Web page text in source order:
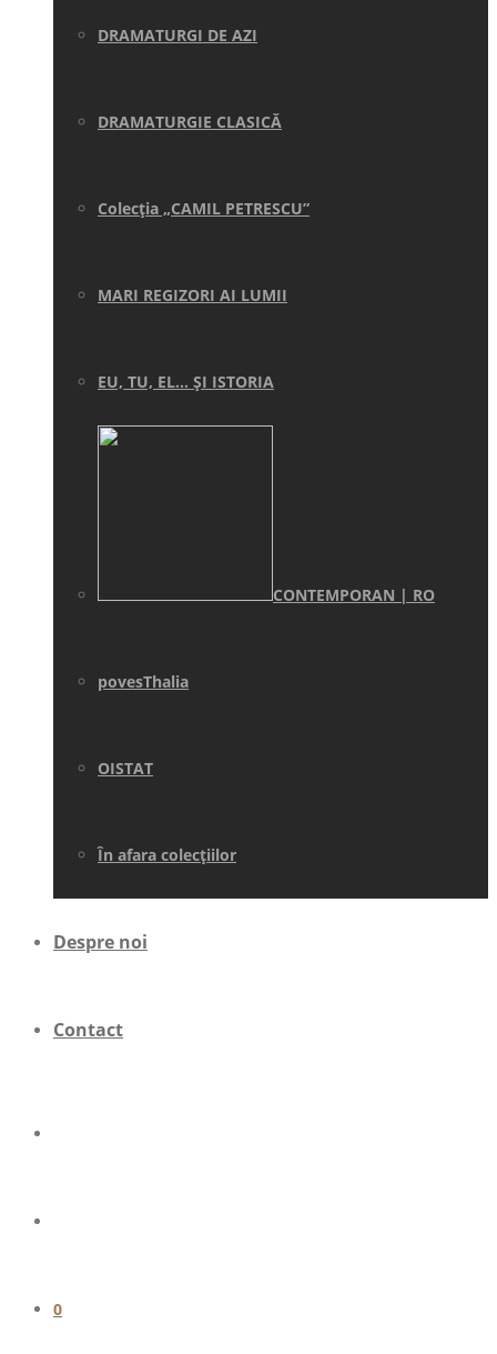
DRAMATURGI DE AZI
DRAMATURGIE CLASICĂ
Colecţia „CAMIL PETRESCU”
MARI REGIZORI AI LUMII
EU, TU, EL… ŞI ISTORIA
CONTEMPORAN | RO
povesThalia
OISTAT
În afara colecţiilor
Despre noi
Contact
0